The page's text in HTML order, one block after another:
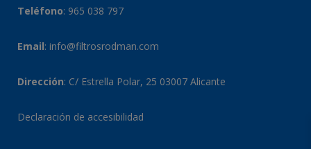
Teléfono: 965 038 797
Email: info@filtrosrodman.com
Dirección: C/ Estrella Polar, 25 03007 Alicante
Declaración de accesibilidad